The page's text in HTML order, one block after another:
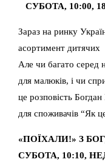
СУБОТА, 10:00,
Зараз на ринку
асортимент дитячих
Але чи багато серед
для малюків, і чи
це розповість
для споживачів “Як
«ПОЇХАЛИ!» З
СУБОТА, 10:10,